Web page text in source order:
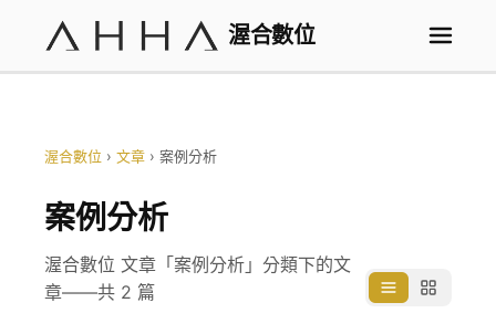
渥合數位
渥合數位 › 文章 › 案例分析
案例分析
渥合數位 文章「案例分析」分類下的文
章——共 2 篇